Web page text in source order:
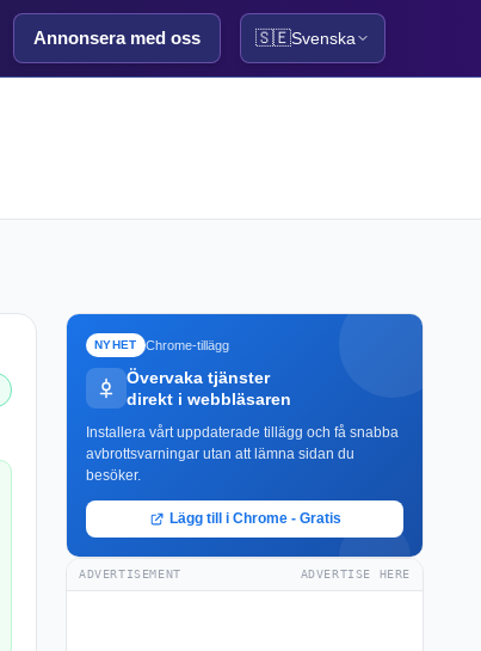
Annonsera med oss 🇸🇪Svenska
NYHET Chrome-tillägg
Övervaka tjänster
direkt i webbläsaren
Installera vårt uppdaterade tillägg och få snabba
avbrottsvarningar utan att lämna sidan du
besöker.
Lägg till i Chrome - Gratis
ADVERTISEMENT ADVERTISE HERE